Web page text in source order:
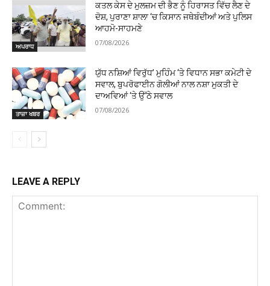
ਅਪਰਾਧ
ਕਤਲ ਕੇਸ ਦੇ ਮੁਲਜ਼ਮ ਦੀ ਭੈਣ ਨੂੰ ਹਿਰਾਸਤ ਵਿੱਚ ਲੈਣ ਦੇ
ਦੋਸ਼, ਪੁਰਾਣਾ ਸ਼ਾਲਾ ‘ਚ ਕਿਸਾਨ ਜਥੇਬੰਦੀਆਂ ਅਤੇ ਪੁਲਿਸ
ਆਹਮੋ-ਸਾਹਮਣੇ
07/08/2026
ਤਾਜ਼ਾ ਖਬਰ
ਯੁੱਧ ਨਸ਼ਿਆਂ ਵਿਰੁੱਧ’ ਮੁਹਿੰਮ ‘ਤੇ ਵਿਧਾਨ ਸਭਾ ਕਮੇਟੀ ਦੇ
ਸਵਾਲ, ਬੁਪਰੋਫਾਈਨ ਗੋਲੀਆਂ ਨਾਲ ਨਸ਼ਾ ਮੁਕਤੀ ਦੇ
ਦਾਅਵਿਆਂ ‘ਤੇ ਉੱਠੇ ਸਵਾਲ
07/08/2026
LEAVE A REPLY